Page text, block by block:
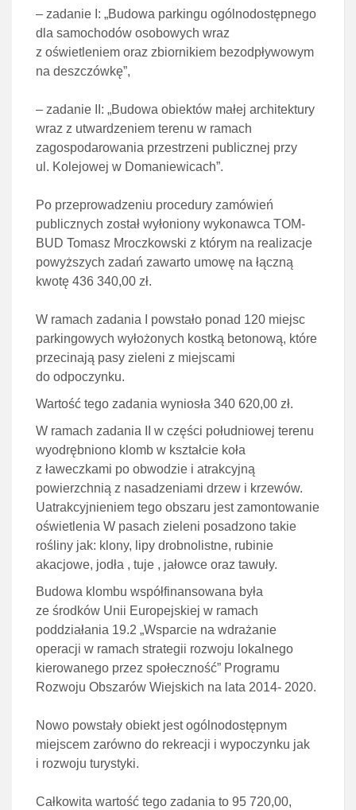
– zadanie I: „Budowa parkingu ogólnodostępnego
dla samochodów osobowych wraz
z oświetleniem oraz zbiornikiem bezodpływowym
na deszczówkę”,
– zadanie II: „Budowa obiektów małej architektury
wraz z utwardzeniem terenu w ramach
zagospodarowania przestrzeni publicznej przy
ul. Kolejowej w Domaniewicach”.
Po przeprowadzeniu procedury zamówień
publicznych został wyłoniony wykonawca TOM-
BUD Tomasz Mroczkowski z którym na realizacje
powyższych zadań zawarto umowę na łączną
kwotę 436 340,00 zł.
W ramach zadania I powstało ponad 120 miejsc
parkingowych wyłożonych kostką betonową, które
przecinają pasy zieleni z miejscami
do odpoczynku.
Wartość tego zadania wyniosła 340 620,00 zł.
W ramach zadania II w części południowej terenu
wyodrębniono klomb w kształcie koła
z ławeczkami po obwodzie i atrakcyjną
powierzchnią z nasadzeniami drzew i krzewów.
Uatrakcyjnieniem tego obszaru jest zamontowanie
oświetlenia W pasach zieleni posadzono takie
rośliny jak: klony, lipy drobnolistne, rubinie
akacjowe, jodła , tuje , jałowce oraz tawuły.
Budowa klombu współfinansowana była
ze środków Unii Europejskiej w ramach
poddziałania 19.2 „Wsparcie na wdrażanie
operacji w ramach strategii rozwoju lokalnego
kierowanego przez społeczność” Programu
Rozwoju Obszarów Wiejskich na lata 2014- 2020.
Nowo powstały obiekt jest ogólnodostępnym
miejscem zarówno do rekreacji i wypoczynku jak
i rozwoju turystyki.
Całkowita wartość tego zadania to 95 720,00,